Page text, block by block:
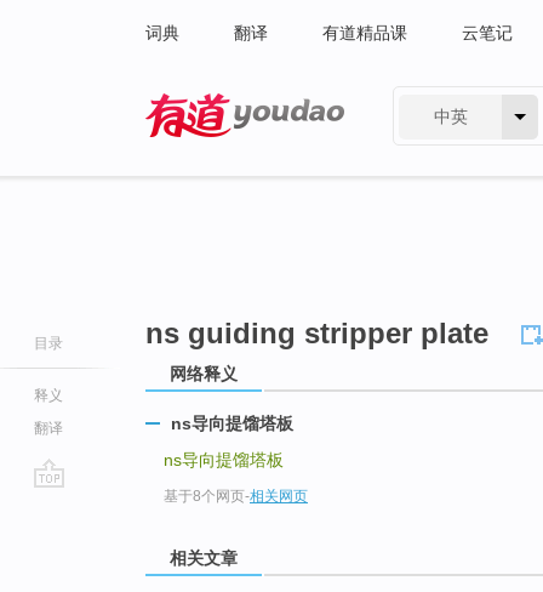
词典 翻译 有道精品课 云笔记
中英
目录
释义
翻译
ns guiding stripper plate
网络释义
ns导向提馏塔板
ns导向提馏塔板
基于8个网页-相关网页
相关文章